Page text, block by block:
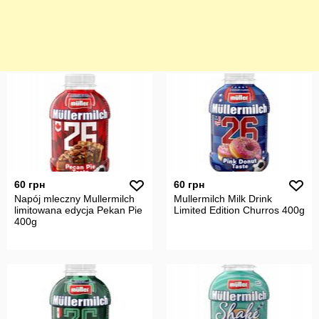
60 грн
Napój mleczny Mullermilch
limitowana edycja Pekan Pie
400g
60 грн
Mullermilch Milk Drink
Limited Edition Churros 400g